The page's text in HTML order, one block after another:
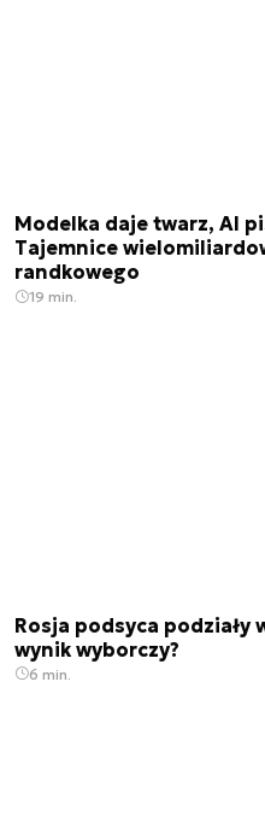
Modelka daje twarz, AI
Tajemnice
randkowego
19 min.
Rosja podsyca podziały
wynik wyborczy?
6 min.